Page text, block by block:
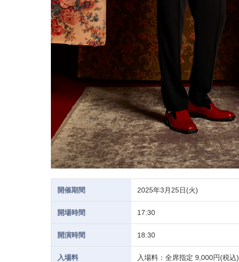
開催期間 2025年3月25日(火)
開場時間 17:30
開演時間 18:30
入場料
入場料：全席指定 9,000円(税込)